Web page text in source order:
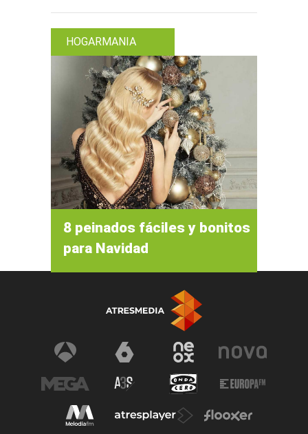
HOGARMANIA
8 peinados fáciles y bonitos
para Navidad